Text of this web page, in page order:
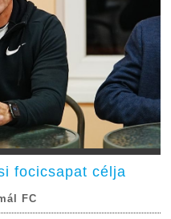
focicsapat célja
FC